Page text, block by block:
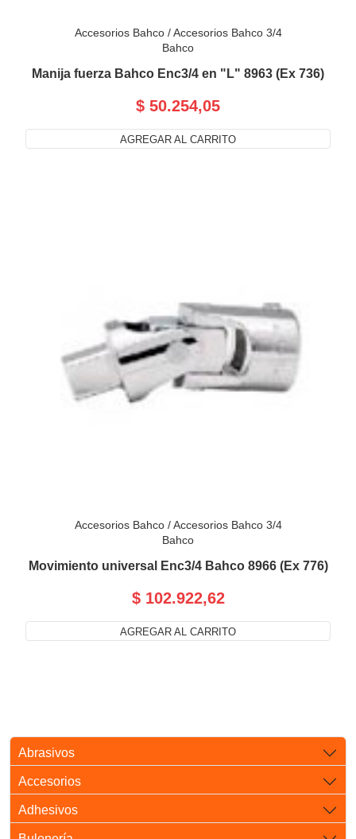
Abrasivos
Accesorios
Adhesivos
Accesorios Bahco/Accesorios Bahco 3/4
Bahco
Manija fuerza Bahco Enc3/4 en "L" 8963 (Ex 736)
$ 50.254,05
AGREGAR AL CARRITO
Accesorios Bahco/Accesorios Bahco 3/4
Bahco
Movimiento universal Enc3/4 Bahco 8966 (Ex 776)
$ 102.922,62
AGREGAR AL CARRITO